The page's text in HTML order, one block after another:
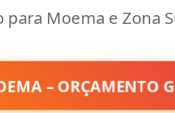
Moema e Zona
– ORÇAMENTO